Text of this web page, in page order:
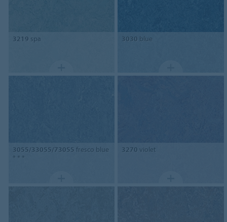
3219 spa 3030 blue
3055/33055/73055 fresco blue
* * *
3270 violet